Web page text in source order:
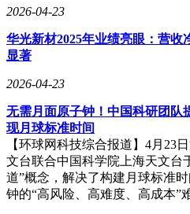
极氪8X开售不到半小时，大定订
仅53分钟，订单就超过15000台
激烈厮杀不同，40万元以上的细
上突破，以及用户的热烈追捧。
中国品牌集体冲击40万元以上市
的双重驱动因素。从厂家角度而
为生存的必然选择。中低端市场
压低，利润空间被极度压缩。以
例，扣除电池、电机、电控等核
足5%。而高端市场向来具有溢价
2026-04-23
华光新材2025年业绩亮眼：营收
显著
2026-04-23
无需月面原子钟！中国科研团队
现月球标准时间
【环球网科技综合报道】4月23
文台联合中国科学院上海天文台
道”概念，解决了构建月球标准
钟的“高风险、高难度、高成本”